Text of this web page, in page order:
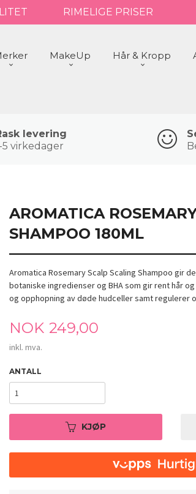
RIMELIGE PRISER
MakeUp Hår & Kropp
levering
5 virkedager
AROMATICA
SHAMPOO 180ML
Aromatica Rosemary Scalp Scaling Shampoo gir
botaniske ingredienser og BHA som gir rent hår
og opphopning av døde hudceller samt regulerer
Pris
NOK 249,00
inkl. mva.
ANTALL
KJØP